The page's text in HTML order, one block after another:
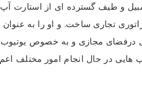
و طیف گسترده ای از استارت آپ
تجاری ساخت. و او را به
درفضای مجازی و به خصوص یوتیوب
هایی در حال انجام امور مختلف